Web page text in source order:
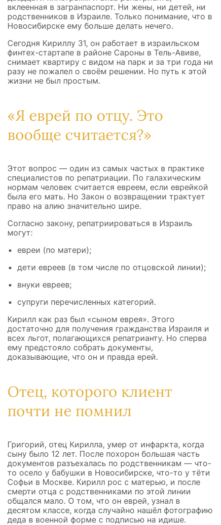
новой страной
Тель-Авив: квест по аренде жилья
Финансовая арифметика первого года
Ульпан: пять месяцев, которые научили
говорить
Работа в Израиле для репатрианта
Репатриация: нюансы, о которых не
пишут
Что делает одинокого репатрианта
Если вы рассматриваете репатриацию в
одиночку
вклеенная в загранпаспорт. Ни жены, ни детей, ни
родственников в Израиле. Только понимание, что в
Новосибирске ему больше делать нечего.
Сегодня Кириллу 31, он работает в израильском
финтех-стартапе в районе Сароны в Тель-Авиве,
снимает квартиру с видом на парк и за три года ни
разу не пожалел о своём решении. Но путь к этой
жизни не был простым.
«Я еврей по отцу. Это
вообще считается?»
Этот вопрос — один из самых частых в практике
специалистов по репатриации. По галахическим
нормам человек считается евреем, если еврейкой
была его мать. Но Закон о возвращении трактует
право на алию значительно шире.
Согласно закону, репатриироваться в Израиль
могут:
евреи (по матери);
дети евреев (в том числе по отцовской линии);
внуки евреев;
супруги перечисленных категорий.
Кирилл как раз был «сыном еврея». Этого
достаточно для получения гражданства Израиля и
всех льгот, полагающихся репатрианту. Но сперва
ему предстояло собрать документы,
доказывающие, что он и правда ерей.
Отец, которого клиент
почти не помнил
Григорий, отец Кирилла, умер от инфаркта, когда
сыну было 12 лет. После похорон большая часть
документов разъехалась по родственникам — что-
то осело у бабушки в Новосибирске, что-то у тёти
Софьи в Москве. Кирилл рос с матерью, и после
смерти отца с родственниками по этой линии
общался мало. О том, что он еврей, узнал в
десятом классе, когда случайно нашёл фотографию
деда в военной форме с подписью на идише.